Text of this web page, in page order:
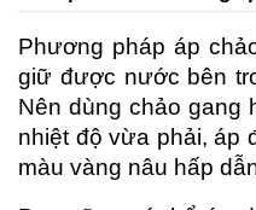
Phương pháp áp
giữ được nước bên
Nên dùng chảo gang
nhiệt độ vừa phải, áp
màu vàng nâu hấp